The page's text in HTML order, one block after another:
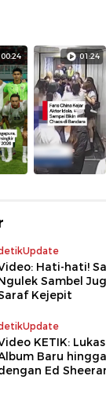
00:24 01:24
Hati-hati!
Sambel
Kejepit
KETIK:
Baru
Ed